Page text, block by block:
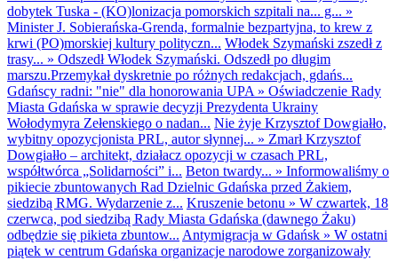
dobytek Tuska - (KO)lonizacja pomorskich szpitali na... g... »
Minister J. Sobierańska-Grenda, formalnie bezpartyjna, to krew z
krwi (PO)morskiej kultury polityczn... Włodek Szymański zszedł z
trasy... » Odszedł Włodek Szymański. Odszedł po długim
marszu.Przemykał dyskretnie po różnych redakcjach, gdańs...
Gdańscy radni: "nie" dla honorowania UPA » Oświadczenie Rady
Miasta Gdańska w sprawie decyzji Prezydenta Ukrainy
Wołodymyra Zełenskiego o nadan... Nie żyje Krzysztof Dowgiałło,
wybitny opozycjonista PRL, autor słynnej... » Zmarł Krzysztof
Dowgiałło – architekt, działacz opozycji w czasach PRL,
współtwórca „Solidarności” i... Beton twardy... » Informowaliśmy o
pikiecie zbuntowanych Rad Dzielnic Gdańska przed Żakiem,
siedzibą RMG. Wydarzenie z... Kruszenie betonu » W czwartek, 18
czerwca, pod siedzibą Rady Miasta Gdańska (dawnego Żaku)
odbędzie się pikieta zbuntow... Antymigracja w Gdańsk » W ostatni
piątek w centrum Gdańska organizacje narodowe zorganizowały